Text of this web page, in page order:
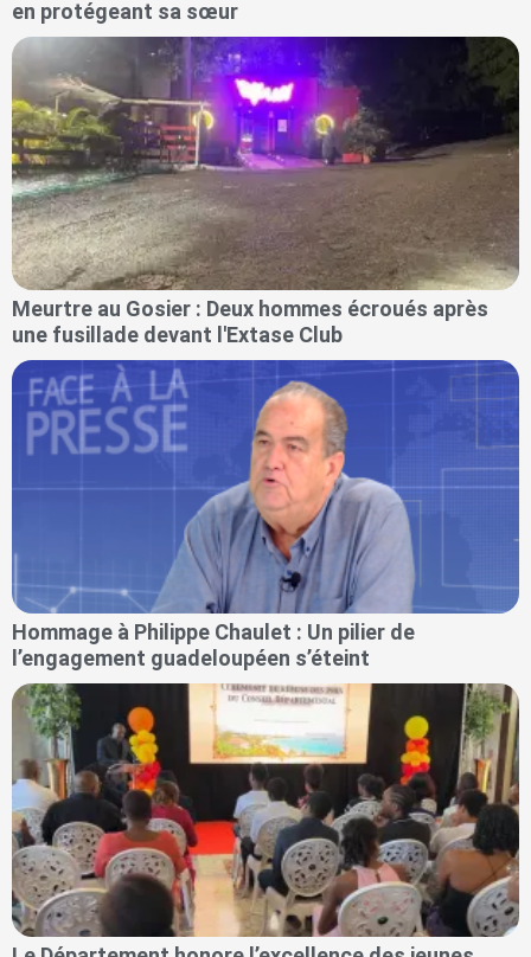
en protégeant sa sœur
Meurtre au Gosier : Deux hommes écroués après
une fusillade devant l'Extase Club
Hommage à Philippe Chaulet : Un pilier de
l’engagement guadeloupéen s’éteint